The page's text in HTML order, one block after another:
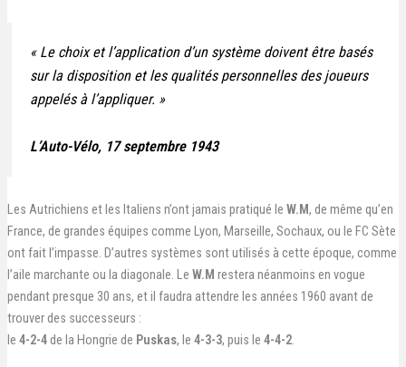
« Le choix et l’application d’un système doivent être basés
sur la disposition et les qualités personnelles des joueurs
appelés à l’appliquer. »
L’Auto-Vélo, 17 septembre 1943
Les Autrichiens et les Italiens n’ont jamais pratiqué le W.M, de même qu’en
France, de grandes équipes comme Lyon, Marseille, Sochaux, ou le FC Sète
ont fait l’impasse. D’autres systèmes sont utilisés à cette époque, comme
l’aile marchante ou la diagonale. Le W.M restera néanmoins en vogue
pendant presque 30 ans, et il faudra attendre les années 1960 avant de
trouver des successeurs :
le 4-2-4de la Hongrie de Puskas, le 4-3-3, puis le 4-4-2.